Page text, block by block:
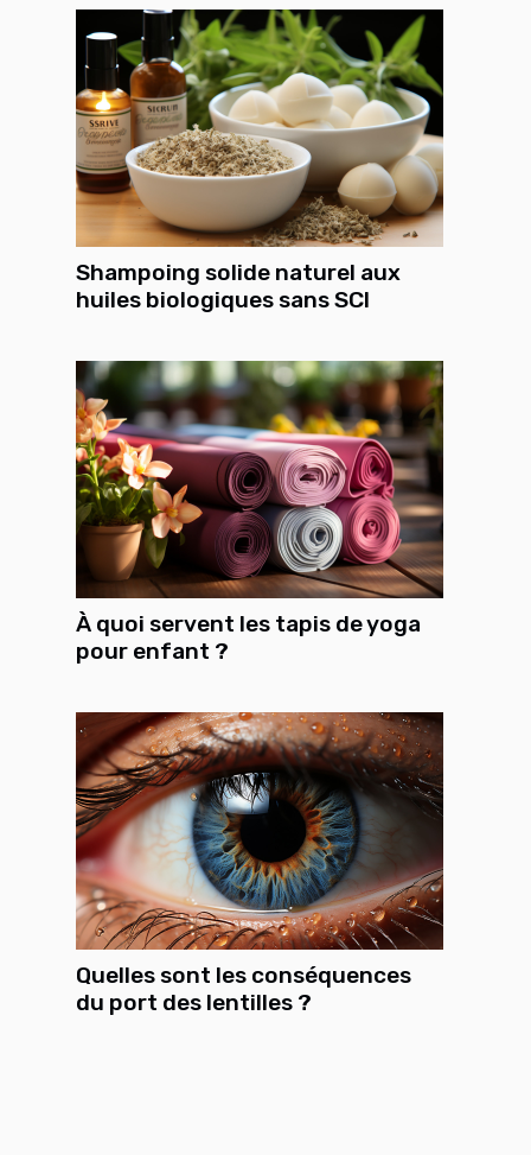
Shampoing solide naturel aux
huiles biologiques sans SCI
À quoi servent les tapis de yoga
pour enfant ?
Quelles sont les conséquences
du port des lentilles ?